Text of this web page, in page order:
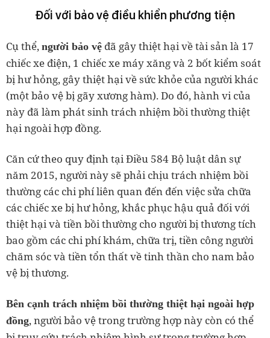
Đối với bảo vệ điều khiển phương tiện
Cụ thể, người bảo vệ đã gây thiệt hại về tài sản là 17
chiếc xe điện, 1 chiếc xe máy xăng và 2 bốt kiểm soát
bị hư hỏng, gây thiệt hại về sức khỏe của người khác
(một bảo vệ bị gãy xương hàm). Do đó, hành vi của
này đã làm phát sinh trách nhiệm bồi thường thiệt
hại ngoài hợp đồng.
Căn cứ theo quy định tại Điều 584 Bộ luật dân sự
năm 2015, người này sẽ phải chịu trách nhiệm bồi
thường các chi phí liên quan đến đến việc sửa chữa
các chiếc xe bị hư hỏng, khắc phục hậu quả đối với
thiệt hại và tiền bồi thường cho người bị thương tích
bao gồm các chi phí khám, chữa trị, tiền công người
chăm sóc và tiền tổn thất về tinh thần cho nam bảo
vệ bị thương.
Bên cạnh trách nhiệm bồi thường thiệt hại ngoài hợp
đồng, người bảo vệ trong trường hợp này còn có thể